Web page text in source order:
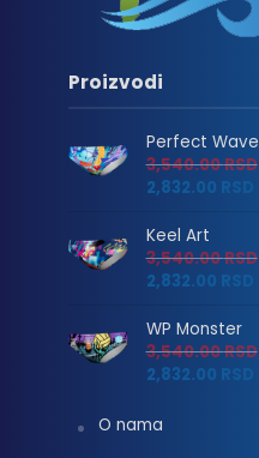
Proizvodi
Perfect Wave
3,540.00RSD
2,832.00 RSD
Keel Art
3,540.00RSD
2,832.00 RSD
WP Monster
3,540.00RSD
2,832.00 RSD
O nama